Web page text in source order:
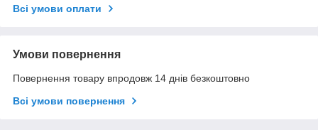
Всі умови оплати
Умови повернення
Повернення товару впродовж 14 днів безкоштовно
Всі умови повернення